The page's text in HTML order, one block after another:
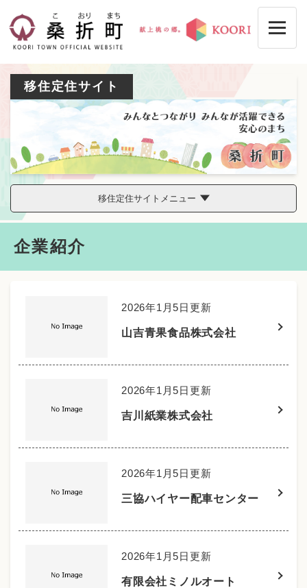
先
移住定住サイト
移住定住サイトメニュー
企業紹介
2026年1月5日更新
山吉青果食品株式会社
2026年1月5日更新
吉川紙業株式会社
2026年1月5日更新
三協ハイヤー配車センター
2026年1月5日更新
有限会社ミノルオート